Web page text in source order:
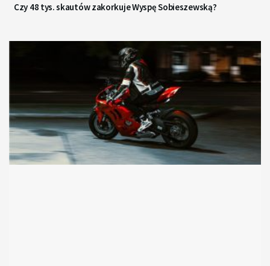
Czy 48 tys. skautów zakorkuje Wyspę Sobieszewską?